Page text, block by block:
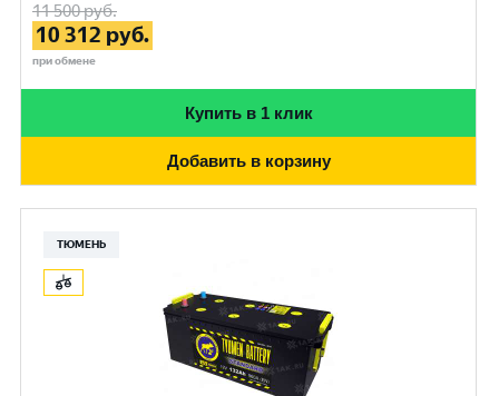
11 500руб.
10 312 руб.
при обмене
Купить в 1 клик
Добавить в корзину
ТЮМЕНЬ